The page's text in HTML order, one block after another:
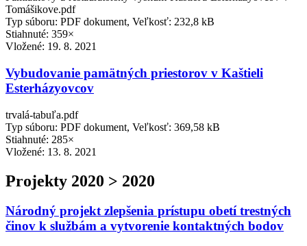
Tomášikove.pdf
Typ súboru: PDF dokument, Veľkosť: 232,8 kB
Stiahnuté: 359×
Vložené: 19. 8. 2021
Vybudovanie pamätných priestorov v Kaštieli
Esterházyovcov
trvalá-tabuľa.pdf
Typ súboru: PDF dokument, Veľkosť: 369,58 kB
Stiahnuté: 285×
Vložené: 13. 8. 2021
Projekty 2020 > 2020
Národný projekt zlepšenia prístupu obetí trestných
činov k službám a vytvorenie kontaktných bodov